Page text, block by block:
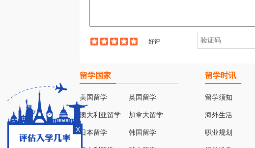
好评
X
留学国家
美国留学 英国留学
澳大利亚留学 加拿大留学
日本留学 韩国留学
留学时讯
留学须知
海外生活
职业规划